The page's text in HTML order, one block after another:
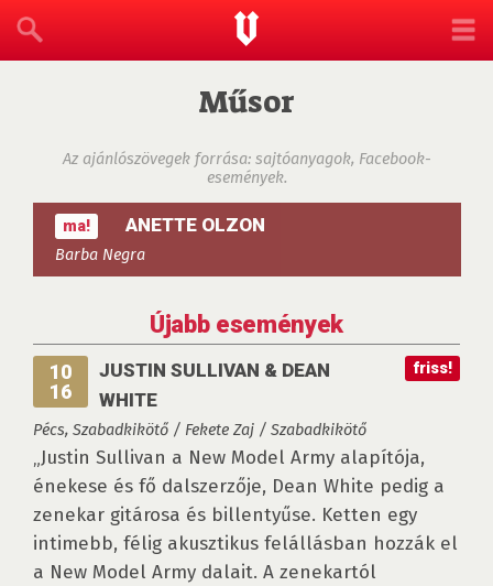
Műsor
Az ajánlószövegek forrása: sajtóanyagok, Facebook-
események.
ma! ANETTE OLZON
Barba Negra
Újabb események
10
16
friss!
JUSTIN SULLIVAN & DEAN
WHITE
Pécs, Szabadkikötő / Fekete Zaj / Szabadkikötő
„Justin Sullivan a New Model Army alapítója,
énekese és fő dalszerzője, Dean White pedig a
zenekar gitárosa és billentyűse. Ketten egy
intimebb, félig akusztikus felállásban hozzák el
a New Model Army dalait. A zenekartól